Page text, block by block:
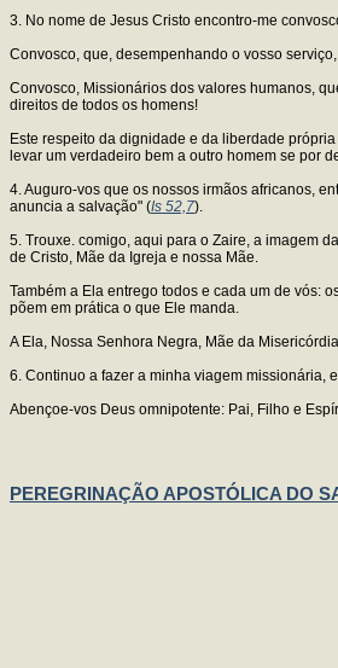
3. No nome de Jesus Cristo encontro-me
Convosco, que, desempenhando o vosso
Convosco, Missionários dos valores humanos,
direitos de todos os homens!
Este respeito da dignidade e da liberdade
levar um verdadeiro bem a outro homem se por
4. Auguro-vos que os nossos irmãos africanos,
anuncia a salvação" (Is 52,7).
5. Trouxe. comigo, aqui para o Zaire, a imagem
de Cristo, Mãe da Igreja e nossa Mãe.
Também a Ela entrego todos e cada um de vós:
põem em prática o que Ele manda.
A Ela, Nossa Senhora Negra, Mãe da
6. Continuo a fazer a minha viagem missionária,
Abençoe-vos Deus omnipotente: Pai, Filho e
PEREGRINAÇÃO APOSTÓLICA DO